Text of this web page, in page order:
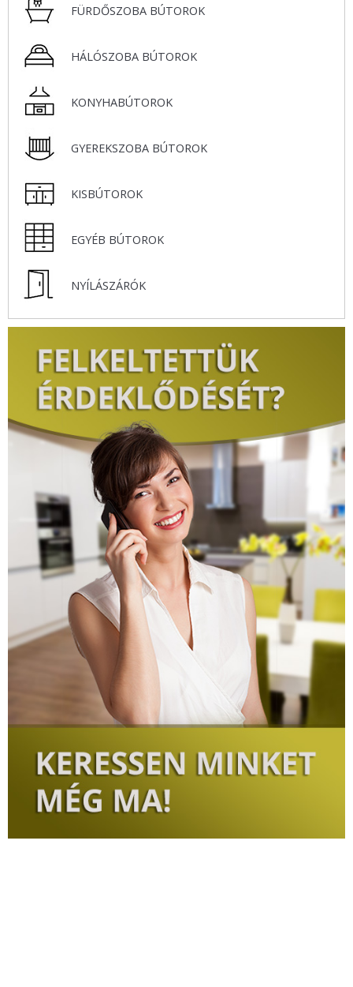
FÜRDŐSZOBA BÚTOROK
HÁLÓSZOBA BÚTOROK
KONYHABÚTOROK
GYEREKSZOBA BÚTOROK
KISBÚTOROK
EGYÉB BÚTOROK
NYÍLÁSZÁRÓK